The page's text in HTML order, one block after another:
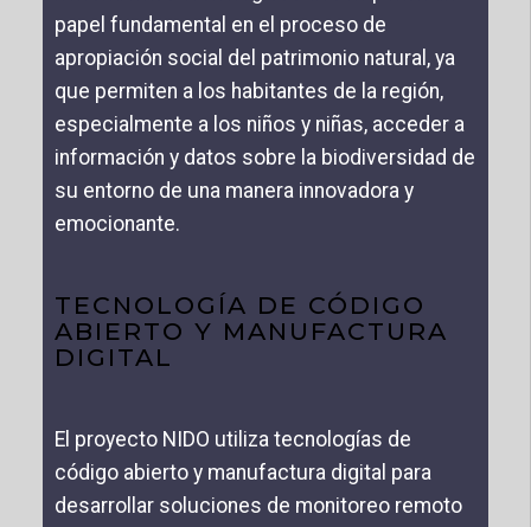
papel fundamental en el proceso de
apropiación social del patrimonio natural, ya
que permiten a los habitantes de la región,
especialmente a los niños y niñas, acceder a
información y datos sobre la biodiversidad de
su entorno de una manera innovadora y
emocionante.
TECNOLOGÍA DE CÓDIGO
ABIERTO Y MANUFACTURA
DIGITAL
El proyecto NIDO utiliza tecnologías de
código abierto y manufactura digital para
desarrollar soluciones de monitoreo remoto